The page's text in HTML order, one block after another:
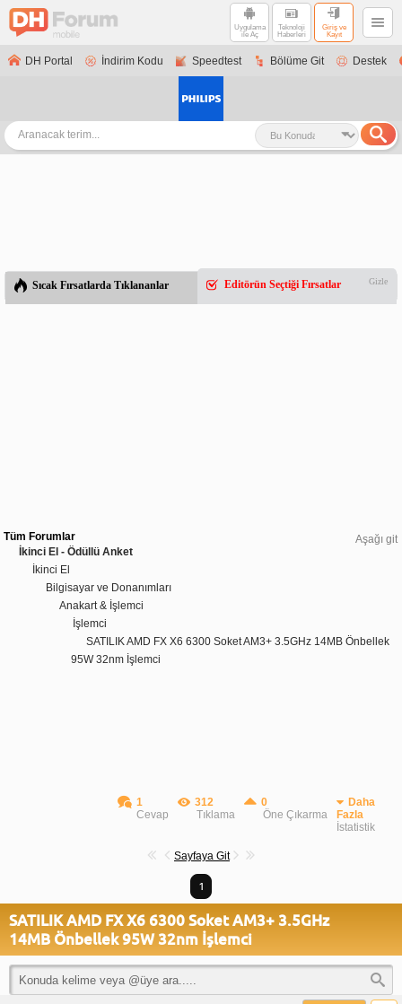
Uygulama
ile Aç
Teknoloji
Haberleri
Giriş ve
Kayıt
DH Portal İndirim Kodu Speedtest Bölüme Git Destek
Sıcak Fırsatlarda Tıklananlar Editörün Seçtiği Fırsatlar Gizle
Aşağı git
Tüm Forumlar
İkinci El - Ödüllü Anket
İkinci El
Bilgisayar ve Donanımları
Anakart & İşlemci
İşlemci
SATILIK AMD FX X6 6300 Soket AM3+ 3.5GHz 14MB Önbellek
95W 32nm İşlemci
1
Cevap
312
Tıklama
0
Öne Çıkarma
Daha
Fazla
İstatistik
Sayfaya Git
1
SATILIK AMD FX X6 6300 Soket AM3+ 3.5GHz
14MB Önbellek 95W 32nm İşlemci